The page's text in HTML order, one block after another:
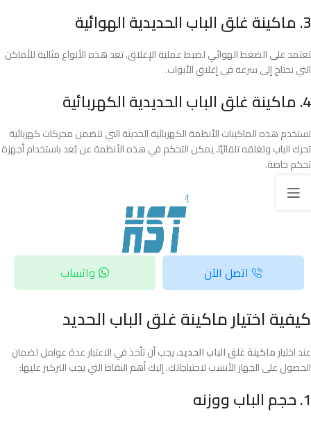
3. ماكينة غلق الباب الحديدية الهوائية
تعتمد على الضغط الهوائي لضبط عملية الإغلاق. تعد هذه الأنواع مثالية للأماكن
التي تحتاج إلى سرعة في إغلاق الأبواب.
4. ماكينة غلق الباب الحديدية الكهربائية
تستخدم هذه الماكينات الأنظمة الكهربائية الحديثة التي تتضمن محركات كهربائية
تحرك الباب وتغلقه تلقائيًا. يمكن التحكم في هذه الأنظمة عن بُعد باستخدام أجهزة
تحكم خاصة.
اتصل الآن واتساب
كيفية اختيار ماكينة غلق الباب الحديد
عند اختيارماكينة غلق الباب الحديد، يجب أن تأخذ في الاعتبار عدة عوامل لضمان
الحصول على الجهاز الأنسب لاحتياجاتك. إليك أهم النقاط التي يجب التركيز عليها:
1. حجم الباب ووزنه